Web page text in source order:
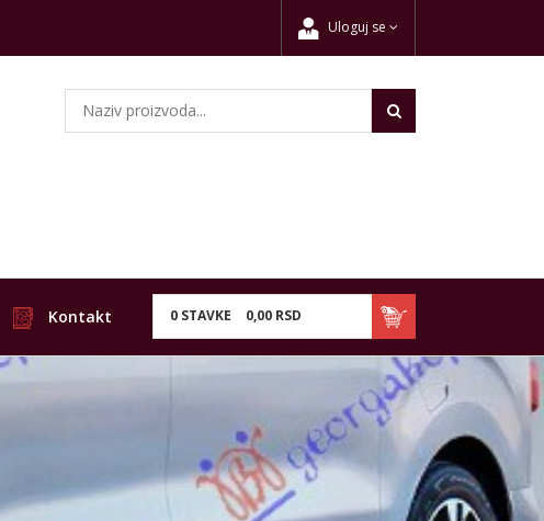
Uloguj se
0 STAVKE 0,00 RSD
Kontakt